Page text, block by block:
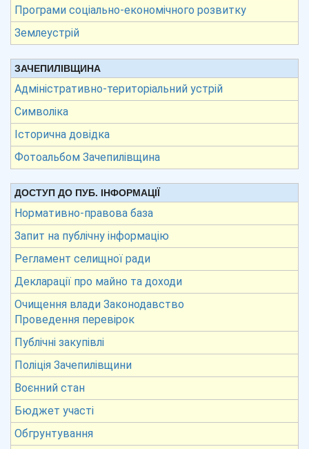
Програми соціально-економічного розвитку
Землеустрій
ЗАЧЕПИЛІВЩИНА
Адміністративно-територіальний устрій
Символіка
Історична довідка
Фотоальбом Зачепилівщина
ДОСТУП ДО ПУБ. ІНФОРМАЦІЇ
Нормативно-правова база
Запит на публічну інформацію
Регламент селищної ради
Декларації про майно та доходи
Очищення влади Законодавство
Проведення перевірок
Публічні закупівлі
Поліція Зачепилівщини
Воєнний стан
Бюджет участі
Обгрунтування